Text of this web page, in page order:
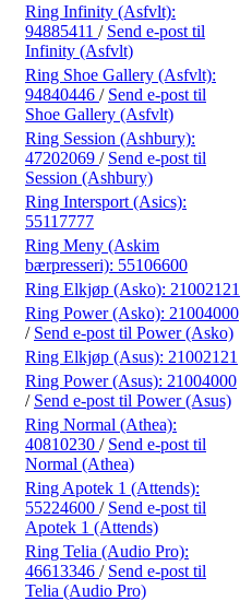
Ring Infinity (Asfvlt):
94885411 / Send e-post til
Infinity (Asfvlt)
Ring Shoe Gallery (Asfvlt):
94840446 / Send e-post til
Shoe Gallery (Asfvlt)
Ring Session (Ashbury):
47202069 / Send e-post til
Session (Ashbury)
Ring Intersport (Asics):
55117777
Ring Meny (Askim
bærpresseri): 55106600
Ring Elkjøp (Asko): 21002121
Ring Power (Asko): 21004000
/ Send e-post til Power (Asko)
Ring Elkjøp (Asus): 21002121
Ring Power (Asus): 21004000
/ Send e-post til Power (Asus)
Ring Normal (Athea):
40810230 / Send e-post til
Normal (Athea)
Ring Apotek 1 (Attends):
55224600 / Send e-post til
Apotek 1 (Attends)
Ring Telia (Audio Pro):
46613346 / Send e-post til
Telia (Audio Pro)